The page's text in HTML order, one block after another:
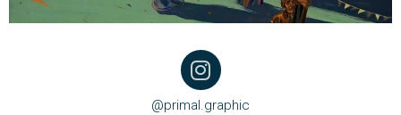
@primal.graphic